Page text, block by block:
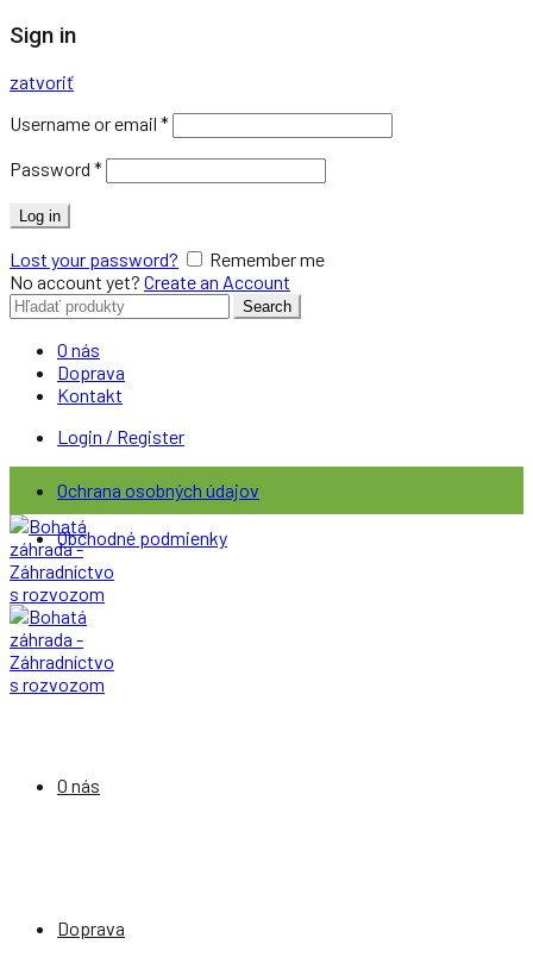
Sign in
zatvoriť
Username or email *
Password *
Log in
Lost your password?
Remember me
No account yet? Create an Account
Search
for:
Search
O nás
Doprava
Kontakt
Login / Register
Ochrana osobných údajov
Obchodné podmienky
O nás
Doprava